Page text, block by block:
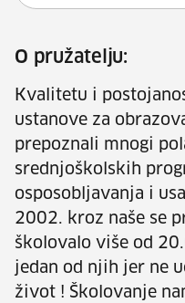
O pružatelju:
Kvalitetu i
ustanove za
prepoznali mnogi
srednjoškolskih
osposobljavanja i
2002. kroz naše se
školovalo više od
jedan od njih jer ne
život ! Školovanje